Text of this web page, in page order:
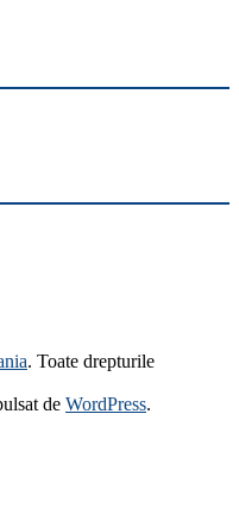
. Toate drepturile
de WordPress.